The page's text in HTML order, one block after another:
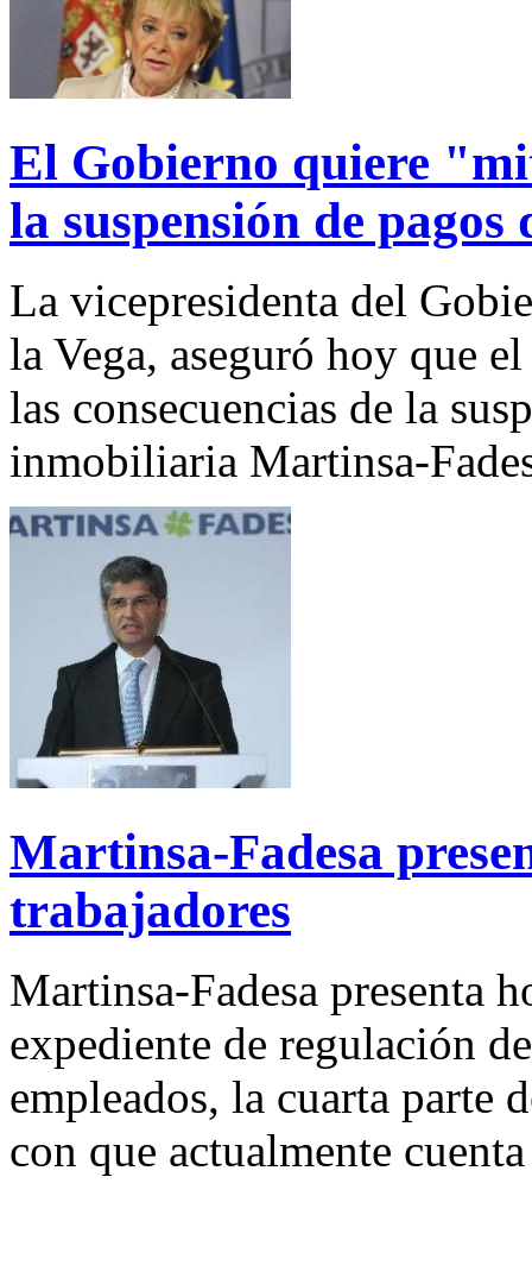
El Gobierno quiere
la suspensión de
La vicepresidenta del
la Vega, aseguró hoy que
las consecuencias de la
inmobiliaria Martinsa-
Martinsa-Fadesa
trabajadores
Martinsa-Fadesa presenta
expediente de regulación
empleados, la cuarta parte
con que actualmente